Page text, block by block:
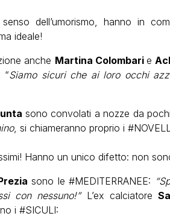
dell’umorismo, hanno in
ideale!
anche Martina Colombarie
“Siamo sicuri che ai loro occhi
sono convolati a nozze da
, si chiameranno proprio i
Hanno un unico difetto: non
sono le #MEDITERRANEE:
con nessuno!”L’ex calciatore
i #SICULI: